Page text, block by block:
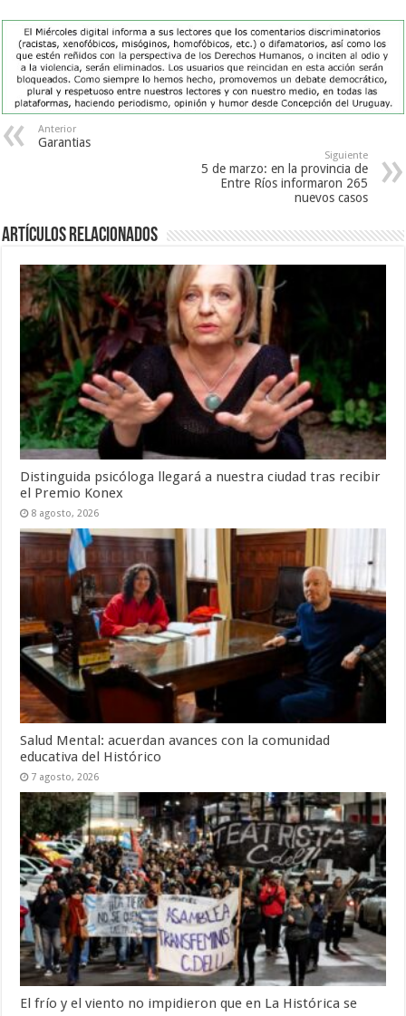
Anterior
Garantias
Siguiente
5 de marzo: en la provincia de
Entre Ríos informaron 265
nuevos casos
Artículos Relacionados
Distinguida psicóloga llegará a nuestra ciudad tras recibir
el Premio Konex
8 agosto, 2026
Salud Mental: acuerdan avances con la comunidad
educativa del Histórico
7 agosto, 2026
El frío y el viento no impidieron que en La Histórica se